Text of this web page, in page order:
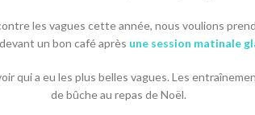
les vagues cette année, nous voulions
un bon café après une session matinale
qui a eu les plus belles vagues. Les
de bûche au repas de Noël.